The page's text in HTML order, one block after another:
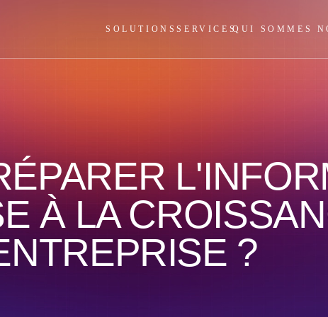
SOLUTIONSSERVICESQUI SOMMES
À LA
?